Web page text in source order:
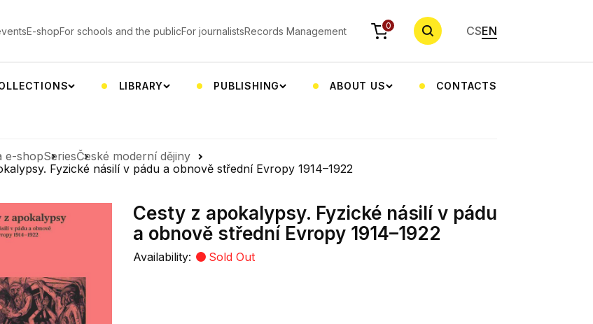
E-shopFor schools and the publicFor journalistsRecords Management 0 CSEN
LIBRARY PUBLISHING ABOUT US CONTACTS
e-shopSeriesČeské moderní dějiny
Fyzické násilí v pádu a obnově střední Evropy 1914–1922
Cesty z apokalypsy. Fyzické násilí v pádu
a obnově střední Evropy 1914–1922
Availability: Sold Out